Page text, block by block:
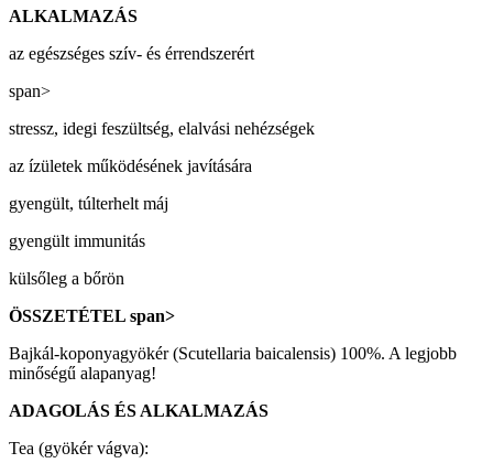
ALKALMAZÁS
az egészséges szív- és érrendszerért
span>
stressz, idegi feszültség, elalvási nehézségek
az ízületek működésének javítására
gyengült, túlterhelt máj
gyengült immunitás
külsőleg a bőrön
ÖSSZETÉTEL span>
Bajkál-koponyagyökér(Scutellaria baicalensis) 100%. A legjobb
minőségű alapanyag!
ADAGOLÁS ÉS ALKALMAZÁS
Tea (gyökér vágva):